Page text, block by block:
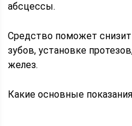
абсцессы.
Средство поможет
зубов, установке
желез.
Какие основные